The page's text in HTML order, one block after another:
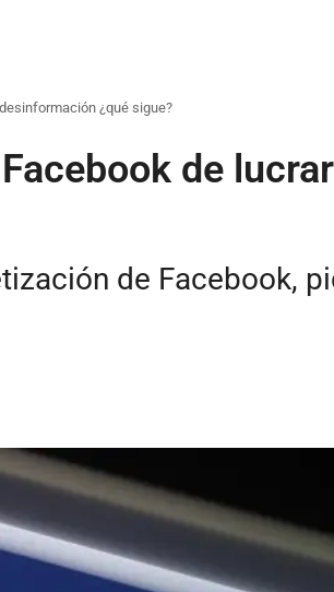
¿qué sigue?
de
de Facebook,